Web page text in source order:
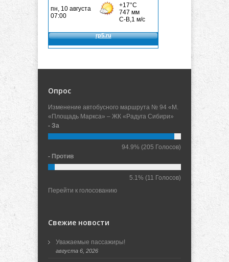
Опрос
Изменение автобусного маршрута № 94 «М.
«Площадь Маркса» – ЖК «Радуга Сибири»
- За
94.9% (205 Голосов)
- Против
5.1% (11 Голосов)
Перейти к голосованию
Свежие новости
Уважаемые пассажиры!
августа 6, 2026